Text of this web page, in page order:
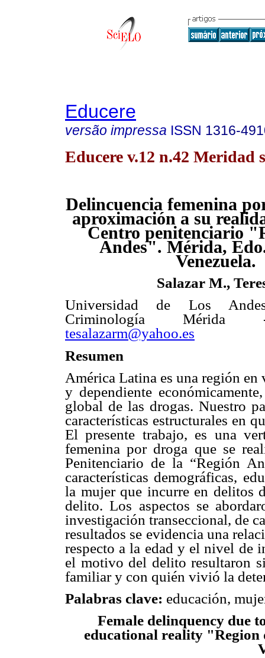
Educere
versão impressa ISSN 1316-
Educere v.12 n.42 Meridad
Delincuencia femenina
aproximación a su
Centro penitenciario
Andes". Mérida,
Venezuela.
Salazar M.,
Universidad de Los
Criminología Mérida
tesalazarm@yahoo.es
Resumen
América Latina es una región en
y dependiente
global de las drogas. Nuestro
características estructurales en
El presente trabajo, es una
femenina por droga que se
Penitenciario de la “Región
características demográficas,
la mujer que incurre en delitos
delito. Los aspectos se
investigación transeccional, de
resultados se evidencia una
respecto a la edad y el nivel de
el motivo del delito resultaron
familiar y con quién vivió la
Palabras clave: educación,
Female delinquency due
educational reality